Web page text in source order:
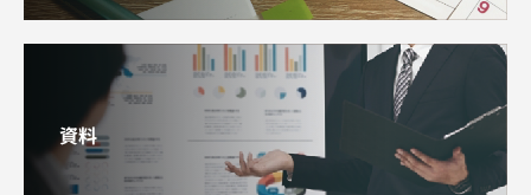
資料